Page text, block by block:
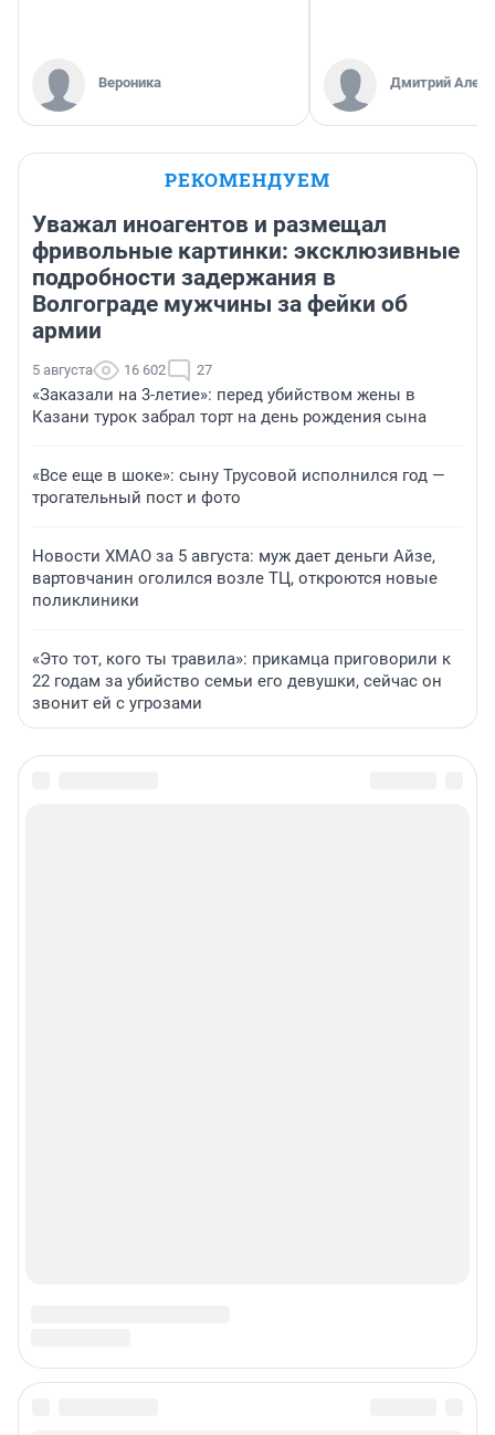
Вероника Дмитрий
РЕКОМЕНДУЕМ
Уважал иноагентов и размещал
фривольные картинки: эксклюзивные
подробности задержания в
Волгограде мужчины за фейки об
армии
5 августа 16 602 27
«Заказали на 3-летие»: перед убийством жены в
Казани турок забрал торт на день рождения сына
«Все еще в шоке»: сыну Трусовой исполнился год —
трогательный пост и фото
Новости ХМАО за 5 августа: муж дает деньги Айзе,
вартовчанин оголился возле ТЦ, откроются новые
поликлиники
«Это тот, кого ты травила»: прикамца приговорили к
22 годам за убийство семьи его девушки, сейчас он
звонит ей с угрозами